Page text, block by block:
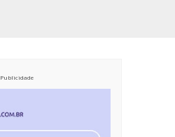
Publicidade